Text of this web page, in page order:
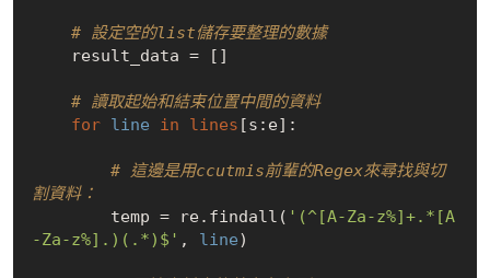
# 設定空的list儲存要整理的數據
# 讀取起始和結束位置中間的資料
for line in lines [s:e]:
# 這邊是用ccutmis前輩的Regex來尋找與切
割資料：
        temp = re.findall(
'(^[A-Za-z%]+.*[A
-Za-z%].)(.*)$' , line)